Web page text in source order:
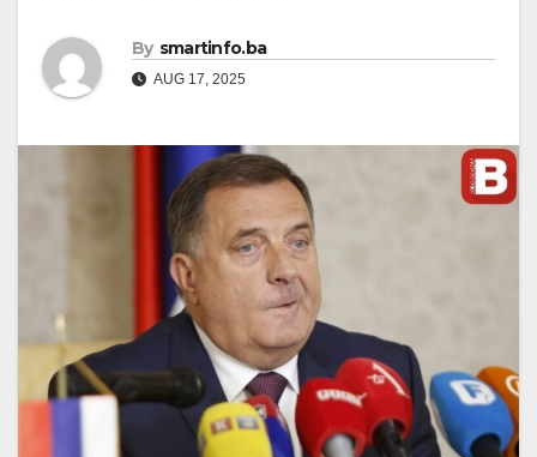
By smartinfo.ba
AUG 17, 2025